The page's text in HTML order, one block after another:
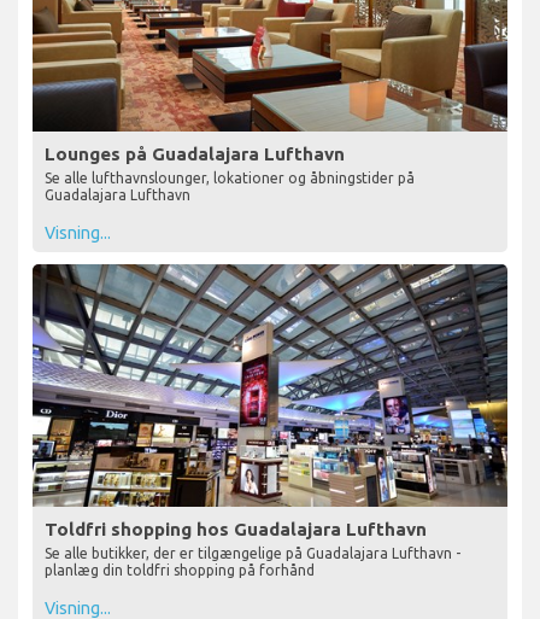
Lounges på Guadalajara Lufthavn
Se alle lufthavnslounger, lokationer og åbningstider på
Guadalajara Lufthavn
Visning...
Toldfri shopping hos Guadalajara Lufthavn
Se alle butikker, der er tilgængelige på Guadalajara Lufthavn -
planlæg din toldfri shopping på forhånd
Visning...